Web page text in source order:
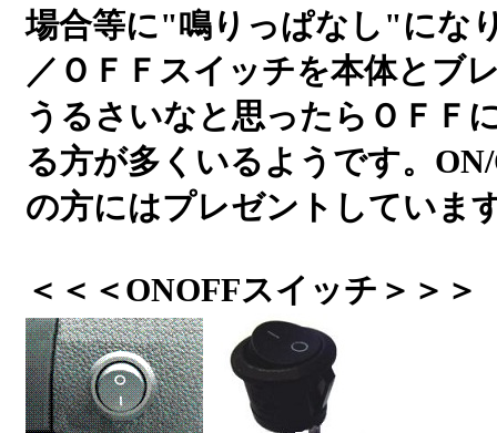
場合等に"鳴りっぱなし"にな
／ＯＦＦスイッチを本体とブ
うるさいなと思ったらＯＦＦ
る方が多くいるようです。
の方にはプレゼントしていま
＜＜＜ONOFFスイッチ＞＞＞